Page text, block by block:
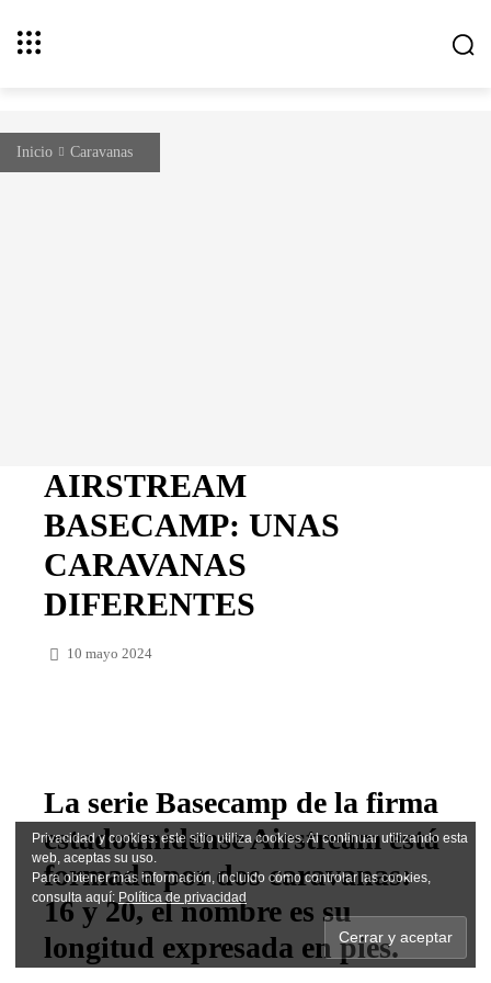
Inicio Caravanas
AIRSTREAM BASECAMP:
UNAS CARAVANAS
DIFERENTES
10 mayo 2024
firma estadounidense
Airstream está formada por
dos caravanas: 16 y 20, el
nombre es su longitud
expresada en pies.
Privacidad y cookies: este sitio utiliza cookies. Al continuar utilizando
esta web, aceptas su uso.
Para obtener más información, incluido cómo controlar las cookies,
consulta aquí:Política de privacidad